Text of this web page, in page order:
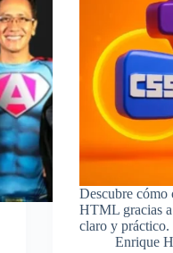
Descubre cómo
HTML gracias
claro y práctico.
Enrique